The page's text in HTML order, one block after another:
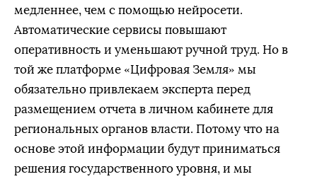
медленнее, чем с помощью нейросети.
Автоматические сервисы повышают
оперативность и уменьшают ручной труд. Но в
той же платформе «Цифровая Земля» мы
обязательно привлекаем эксперта перед
размещением отчета в личном кабинете для
региональных органов власти. Потому что на
основе этой информации будут приниматься
решения государственного уровня, и мы